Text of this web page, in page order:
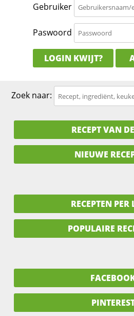
Gebruiker
Paswoord
LOGIN KWIJT?
Zoek naar:
RECEPT VAN
NIEUWE
RECEPTEN
POPULAIRE